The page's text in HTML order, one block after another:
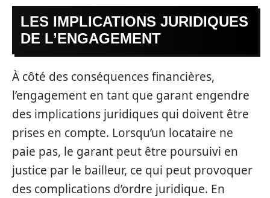
LES IMPLICATIONS JURIDIQUES
DE L’ENGAGEMENT
À côté des conséquences financières,
l’engagement en tant que garant engendre
des implications juridiques qui doivent être
prises en compte. Lorsqu’un locataire ne
paie pas, le garant peut être poursuivi en
justice par le bailleur, ce qui peut provoquer
des complications d’ordre juridique. En